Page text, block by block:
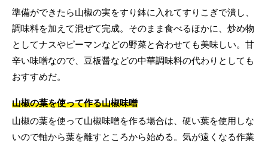
準備ができたら山椒の実をすり鉢に入れてすりこぎで潰し、
調味料を加えて混ぜて完成。そのまま食べるほかに、炒め物
としてナスやピーマンなどの野菜と合わせても美味しい。甘
辛い味噌なので、豆板醤などの中華調味料の代わりとしても
おすすめだ。
山椒の葉を使って作る山椒味噌
山椒の葉を使って山椒味噌を作る場合は、硬い葉を使用しな
いので軸から葉を離すところから始める。気が遠くなる作業